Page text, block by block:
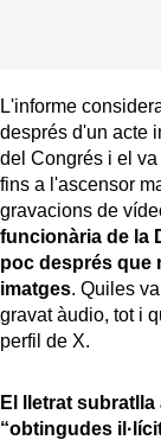
L'informe
després d'un acte
del Congrés i el
fins a l'ascensor
gravacions de
funcionària de la
poc després que
imatges. Quiles
gravat àudio, tot i
perfil de X.
El lletrat
“obtingudes